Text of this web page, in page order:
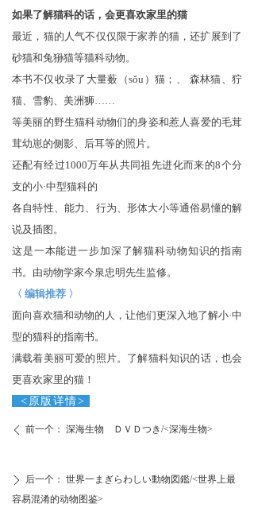
如果了解猫科的话 ，会更喜欢家里的猫
最近，猫的人气不仅仅 限于家养的猫，还扩展到了
砂猫和兔狲猫等猫科动物。
本书不仅 收录了大量薮 （sǒu ）猫；、 森林猫、狞
猫、雪豹、美洲狮……
等美丽的野生猫科动物们的身姿和惹人喜爱的毛茸
茸幼崽的侧影、后耳等的照片。
还配有经过1000万年从共同祖先进化而来的8个分
支的小·中型猫科的
各自特性、能力、行为、形体大小等通俗易懂的解
说及插图 。
这是一本能进一步加深了解猫科动物知识的指南
书。由动物学家今泉忠明先生监修。
〈 编辑推荐 〉
面向喜欢猫和动物的人， 让他们更深入地了解小·中
型的猫科的指南书。
满载着美丽可爱的照片。 了解猫科知识的话，也会
更喜欢家里的猫 ！
< 原版 详情>
ꄴ 前一个： 深海生物 ＤＶＤつき/<深海生物>
ꄲ 后一个： 世界一まぎらわしい動物図鑑/<世界上最
容易混淆的动物图鉴>